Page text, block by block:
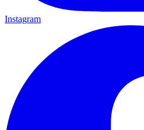
Instagram